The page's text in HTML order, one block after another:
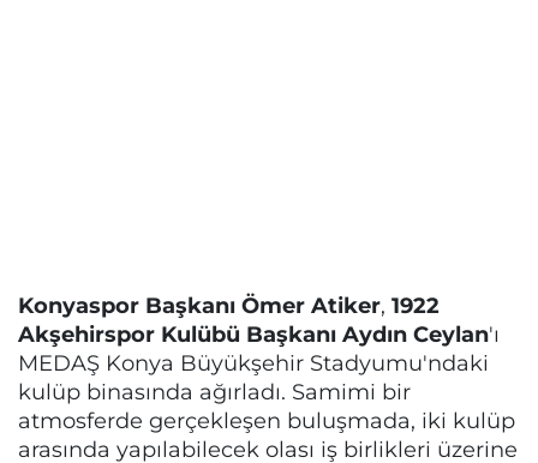
Konyaspor Başkanı Ömer Atiker, 1922
Akşehirspor Kulübü Başkanı Aydın Ceylan'ı
MEDAŞ Konya Büyükşehir Stadyumu'ndaki
kulüp binasında ağırladı. Samimi bir
atmosferde gerçekleşen buluşmada, iki kulüp
arasında yapılabilecek olası iş birlikleri üzerine